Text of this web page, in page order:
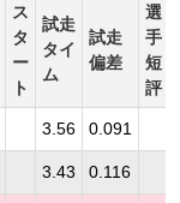
ス
タ
ー
ト
試走
タイ
ム
試走
偏差
選
手
短
評
3.56 0.091
3.43 0.116